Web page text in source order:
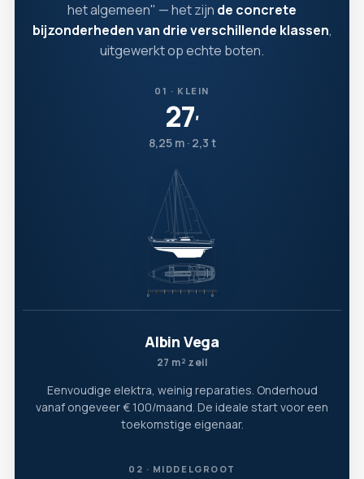
het algemeen" — het zijn de concrete
bijzonderheden van drie verschillende klassen,
uitgewerkt op echte boten.
01 · KLEIN
27′
8,25 m · 2,3 t
Albin Vega
27 m² zeil
Eenvoudige elektra, weinig reparaties. Onderhoud
vanaf ongeveer € 100/maand. De ideale start voor een
toekomstige eigenaar.
02 · MIDDELGROOT